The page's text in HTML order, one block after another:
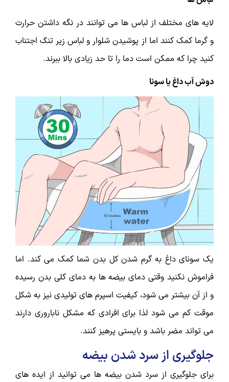
لایه های مختلف از لباس ها می توانند در نگه داشتن حرارت
و گرما کمک کنند اما از پوشیدن شلوار و لباس زیر تنگ اجتناب
کنید چرا که ممکن است دما را تا حد زیادی بالا ببرند.
دوش آب داغ یا سونا
یک سونای داغ به گرم شدن کل بدن شما کمک می کند. اما
فراموش نکنید وقتی دمای بیضه ها به دمای کلی بدن رسیده
و از آن بیشتر می شود، کیفیت اسپرم های تولیدی نیز به شکل
موقت کم می شود لذا برای افرادی که مشکل ناباروری دارند
می تواند مضر باشد و بایستی پرهیز کنند.
جلوگیری از سرد شدن بیضه
برای جلوگیری از سرد شدن بیضه ها می توانید از ایده های